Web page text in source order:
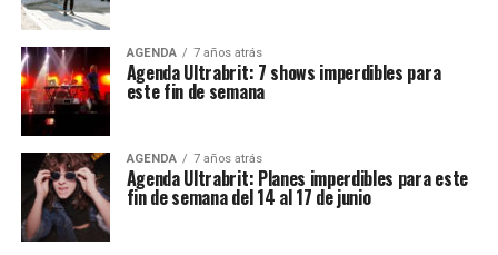
AGENDA 7 años atrás
Agenda Ultrabrit: 7 shows imperdibles para
este fin de semana
AGENDA 7 años atrás
Agenda Ultrabrit: Planes imperdibles para este
fin de semana del 14 al 17 de junio